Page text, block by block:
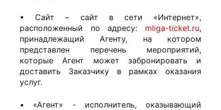
• Сайт – сайт в сети «Интернет»,
расположенный по адресу: mliga-ticket.ru,
принадлежащий Агенту, на котором
представлен перечень мероприятий,
которые Агент может забронировать и
доставить Заказчику в рамках оказания
услуг.
• «Агент» - исполнитель, оказывающий